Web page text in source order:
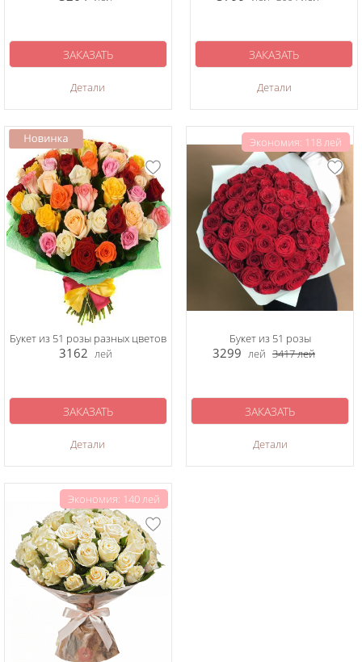
Детали
ЗАКАЗАТЬ
Детали
ЗАКАЗАТЬ
Букет из 51 розы разных цветов
3162 лей
Детали
ЗАКАЗАТЬ
Экономия: 118 лей
Букет из 51 розы
3299 лей 3417лей
Детали
ЗАКАЗАТЬ
Экономия: 140 лей